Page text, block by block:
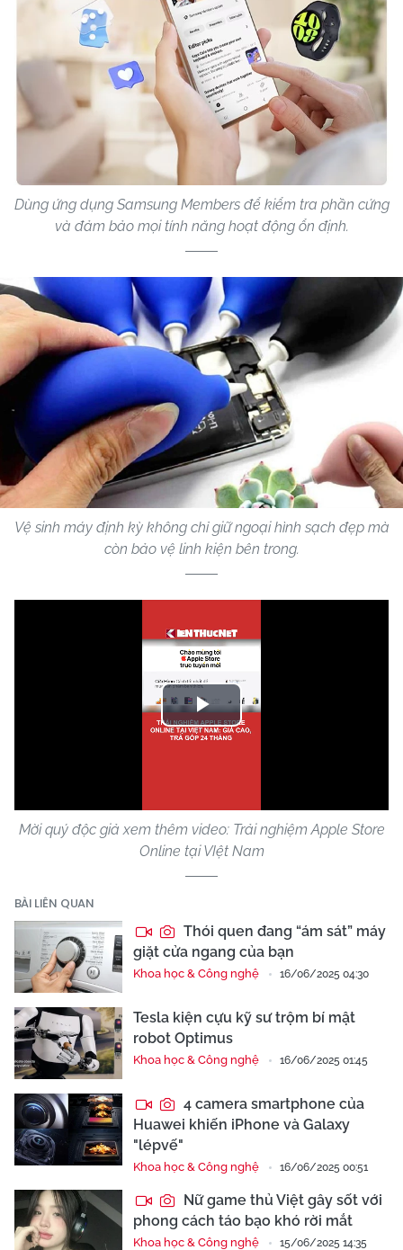
Dùng ứng dụng Samsung Members để kiểm tra phần cứng
và đảm bảo mọi tính năng hoạt động ổn định.
Vệ sinh máy định kỳ không chỉ giữ ngoại hình sạch đẹp mà
còn bảo vệ linh kiện bên trong.
Play
Mời quý độc giả xem thêm video: Trải nghiệm Apple Store
Online tại VIệt Nam
BÀI LIÊN QUAN
Thói quen đang “ám sát” máy
giặt cửa ngang của bạn
Khoa học & Công nghệ 16/06/2025 04:30
Tesla kiện cựu kỹ sư trộm bí mật
robot Optimus
Khoa học & Công nghệ 16/06/2025 01:45
4 camera smartphone của
Huawei khiến iPhone và Galaxy
"lépvế"
Khoa học & Công nghệ 16/06/2025 00:51
Nữ game thủ Việt gây sốt với
phong cách táo bạo khó rời mắt
Khoa học & Công nghệ 15/06/2025 14:35